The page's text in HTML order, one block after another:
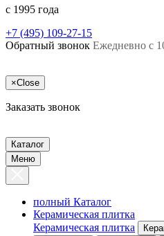
c 1995 года
+7 (495) 109-27-15
Обратный звонок Ежедневно с
×Close
Заказать звонок
Каталог
Меню
полный Каталог
Керамическая плитка
Керамическая плитка